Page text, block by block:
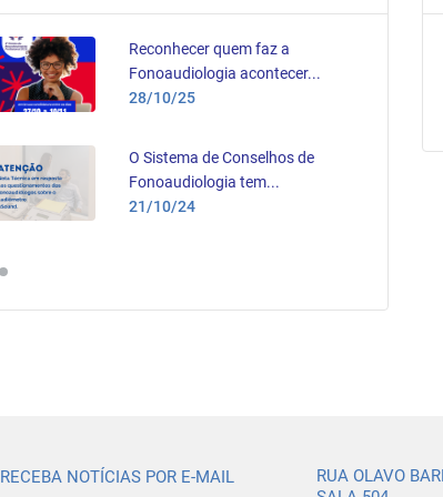
Reconhecer quem faz a
Fonoaudiologia acontecer...
28/10/25
O Sistema de Conselhos de
Fonoaudiologia tem...
21/10/24
RECEBA NOTÍCIAS POR E-MAIL
RUA OLAVO